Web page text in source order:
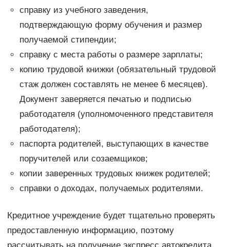
справку из учебного заведения,
подтверждающую форму обучения и размер
получаемой стипендии;
справку с места работы о размере зарплаты;
копию трудовой книжки (обязательный трудовой
стаж должен составлять не менее 6 месяцев).
Документ заверяется печатью и подписью
работодателя (уполномоченного представителя
работодателя);
паспорта родителей, выступающих в качестве
поручителей или созаемщиков;
копии заверенных трудовых книжек родителей;
справки о доходах, получаемых родителями.
Кредитное учреждение будет тщательно проверять
предоставленную информацию, поэтому